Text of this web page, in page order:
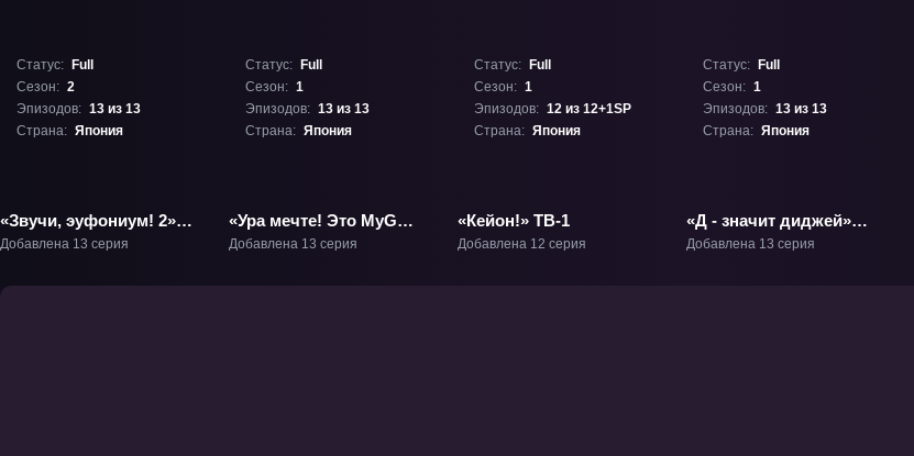
Статус:
Full
Сезон: 2
Эпизодов: 13 из 13
Страна: Япония
«Звучи, эуфониум! 2»
ТВ-2
Добавлена 13 серия
Статус:
Full
Сезон: 1
Эпизодов: 13 из 13
Страна: Япония
«Ура мечте! Это MyGO!»
ТВ-1
Добавлена 13 серия
Статус:
Full
Сезон: 1
Эпизодов: 12 из 12+1SP
Страна: Япония
«Кейон!» ТВ-1
Добавлена 12 серия
Статус:
Full
Сезон: 1
Эпизодов: 13 из 13
Страна: Япония
«Д - значит диджей»
ТВ-1
Добавлена 13 серия